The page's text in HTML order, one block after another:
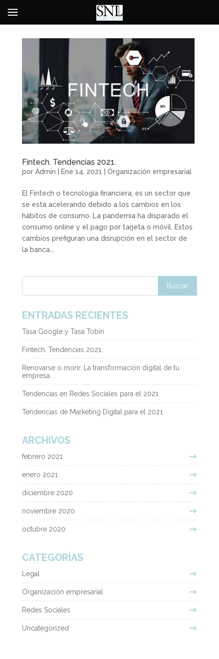
Fintech. Tendencias 2021.
por Admin Ene 14, 2021 Organización empresarial
El Fintech o tecnología financiera, es un sector que
se está acelerando debido a los cambios en los
hábitos de consumo. La pandemia ha disparado el
consumo online y el pago por tarjeta o móvil. Estos
cambios prefiguran una disrupción en el sector de
la banca...
ENTRADAS RECIENTES
Tasa Google y Tasa Tobin
Fintech. Tendencias 2021.
Renovarse o morir. La transformación digital de tu
empresa.
Tendencias en Redes Sociales para el 2021
Tendencias de Marketing Digital para el 2021
ARCHIVOS
febrero 2021
enero 2021
diciembre 2020
noviembre 2020
octubre 2020
CATEGORÍAS
Legal
Organización empresarial
Redes Sociales
Uncategorized